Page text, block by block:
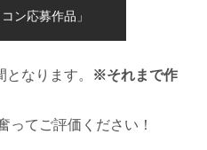
ン応募作品」
なります。 ※それまで作
ってご評価ください！